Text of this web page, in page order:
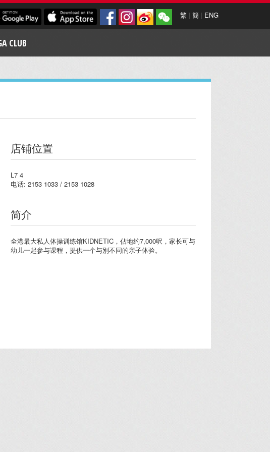
繁 | 簡 | ENG
CLUB
店铺位置
L7 4
电话: 2153 1033 / 2153 1028
简介
全港最大私人体操训练馆KIDNETIC，佔地约7,000呎，家长可与
幼儿一起参与课程，提供一个与別不同的亲子体验。